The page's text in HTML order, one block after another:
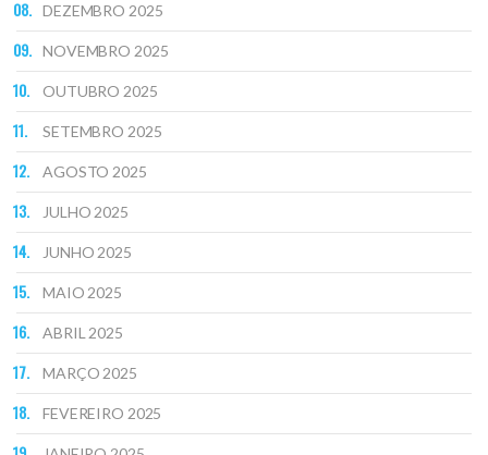
DEZEMBRO 2025
NOVEMBRO 2025
OUTUBRO 2025
SETEMBRO 2025
AGOSTO 2025
JULHO 2025
JUNHO 2025
MAIO 2025
ABRIL 2025
MARÇO 2025
FEVEREIRO 2025